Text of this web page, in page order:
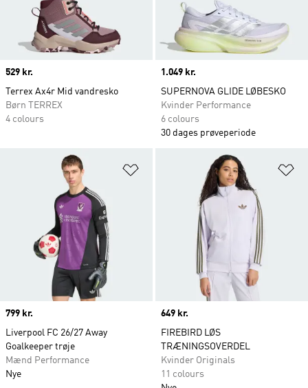
Price
529 kr.
Terrex Ax4r Mid vandresko
Børn TERREX
4 colours
Price
1.049 kr.
SUPERNOVA GLIDE LØBESKO
Kvinder Performance
6 colours
30 dages prøveperiode
Føj til ønskeliste
Price
799 kr.
Liverpool FC 26/27 Away
Goalkeeper trøje
Mænd Performance
Nye
Price
649 kr.
FIREBIRD LØS
TRÆNINGSOVERDEL
Kvinder Originals
11 colours